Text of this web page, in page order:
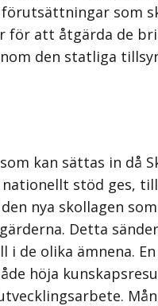
som
för att åtgärda de
den statliga
kan sättas in då
stöd ges,
nya skollagen
Detta
de olika ämnena.
höja